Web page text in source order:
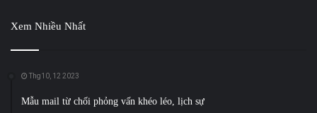
Xem Nhiều Nhất
Thg10, 12 2023
Mẫu mail từ chối phỏng vấn khéo léo, lịch sự